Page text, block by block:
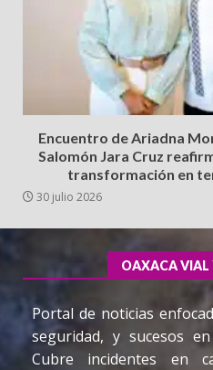
Encuentro de Ariadna
Salomón Jara Cruz
transformación en
30 julio 2026
OAXACA VIAL
Portal de noticias
seguridad, y sucesos
Cubre incidentes en